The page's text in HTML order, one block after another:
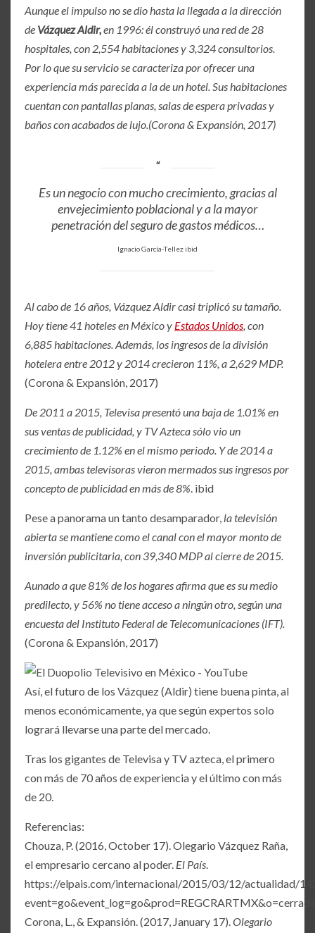
Aunque el impulso no se dio hasta la llegada a la dirección
de Vázquez Aldir,en 1996: él construyó una red de 28
hospitales, con 2,554 habitaciones y 3,324 consultorios.
Por lo que su servicio se caracteriza por ofrecer una
experiencia más parecida a la de un hotel. Sus habitaciones
cuentan con pantallas planas, salas de espera privadas y
baños con acabados de lujo.(Corona & Expansión, 2017)
Es un negocio con mucho crecimiento, gracias al
envejecimiento poblacional y a la mayor
penetración del seguro de gastos médicos…
Ignacio García-Tellez ibid
Al cabo de 16 años, Vázquez Aldir casi triplicó su tamaño.
Hoy tiene 41 hoteles en México y Estados Unidos, con
6,885 habitaciones. Además, los ingresos de la división
hotelera entre 2012 y 2014 crecieron 11%, a 2,629 MDP.
(Corona & Expansión, 2017)
De 2011 a 2015, Televisa presentó una baja de 1.01% en
sus ventas de publicidad, y TV Azteca sólo vio un
crecimiento de 1.12% en el mismo periodo. Y de 2014 a
2015, ambas televisoras vieron mermados sus ingresos por
concepto de publicidad en más de 8%. ibid
Pese a panorama un tanto desamparador, la televisión
abierta se mantiene como el canal con el mayor monto de
inversión publicitaria, con 39,340 MDP al cierre de 2015.
Aunado a que 81% de los hogares afirma que es su medio
predilecto, y 56% no tiene acceso a ningún otro, según una
encuesta del Instituto Federal de Telecomunicaciones (IFT).
(Corona & Expansión, 2017)
Así, el futuro de los Vázquez (Aldir) tiene buena pinta, al
menos económicamente, ya que según expertos solo
logrará llevarse una parte del mercado.
Tras los gigantes de Televisa y TV azteca, el primero
con más de 70 años de experiencia y el último con más
de 20.
Referencias:
Chouza, P. (2016, October 17). Olegario Vázquez Raña,
el empresario cercano al poder. El País.
https://elpais.com/internacional/2015/03/12/actualidad/
Corona, L., & Expansión. (2017, January 17).Olegario